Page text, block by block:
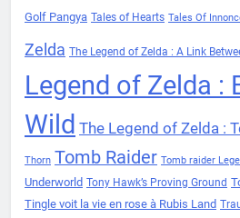
Golf Pangya Tales of Hearts Tales Of
Zelda The Legend of Zelda : A Link
Legend of Zelda :
Wild The Legend of Zelda :
Thorn Tomb Raider Tomb raider
Underworld Tony Hawk’s Proving Ground
Tingle voit la vie en rose à Rubis Land